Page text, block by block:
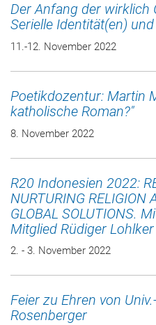
Der Anfang der wirklich
Serielle Identität(en)
11.-12. November 2022
Poetikdozentur: Martin
katholische Roman?"
8. November 2022
R20 Indonesien 2022:
NURTURING RELIGION
GLOBAL SOLUTIONS.
Mitglied Rüdiger Lohlker
2. - 3. November 2022
Feier zu Ehren von
Rosenberger